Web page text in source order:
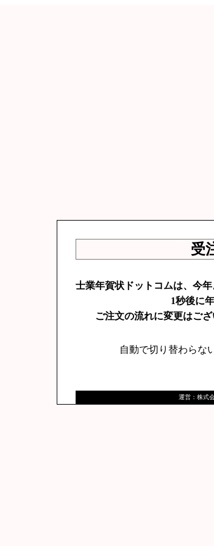
受
士業年賀状ドットコムは、今
1秒後に
ご注文の流れに変更はご
自動で切り替わらな
運営：株式